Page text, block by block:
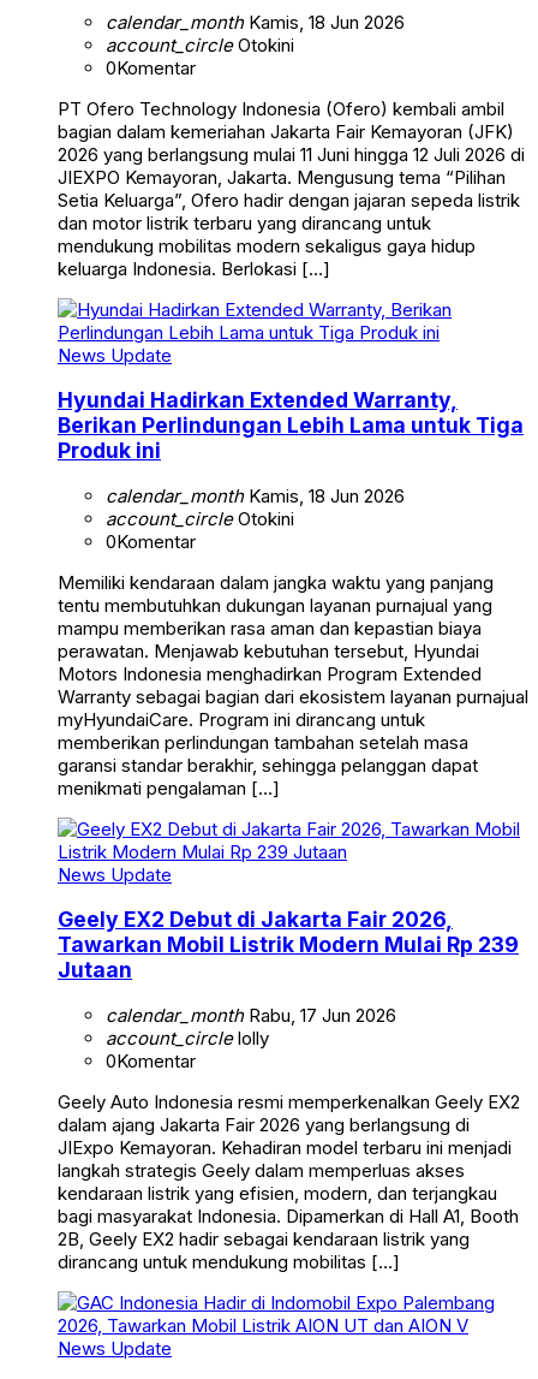
calendar_monthKamis, 18 Jun 2026
account_circleOtokini
0Komentar
PT Ofero Technology Indonesia (Ofero) kembali ambil
bagian dalam kemeriahan Jakarta Fair Kemayoran (JFK)
2026 yang berlangsung mulai 11 Juni hingga 12 Juli 2026 di
JIEXPO Kemayoran, Jakarta. Mengusung tema “Pilihan
Setia Keluarga”, Ofero hadir dengan jajaran sepeda listrik
dan motor listrik terbaru yang dirancang untuk
mendukung mobilitas modern sekaligus gaya hidup
keluarga Indonesia. Berlokasi […]
News Update
Hyundai Hadirkan Extended Warranty,
Berikan Perlindungan Lebih Lama untuk Tiga
Produk ini
calendar_monthKamis, 18 Jun 2026
account_circleOtokini
0Komentar
Memiliki kendaraan dalam jangka waktu yang panjang
tentu membutuhkan dukungan layanan purnajual yang
mampu memberikan rasa aman dan kepastian biaya
perawatan. Menjawab kebutuhan tersebut, Hyundai
Motors Indonesia menghadirkan Program Extended
Warranty sebagai bagian dari ekosistem layanan purnajual
myHyundaiCare. Program ini dirancang untuk
memberikan perlindungan tambahan setelah masa
garansi standar berakhir, sehingga pelanggan dapat
menikmati pengalaman […]
News Update
Geely EX2 Debut di Jakarta Fair 2026,
Tawarkan Mobil Listrik Modern Mulai Rp 239
Jutaan
calendar_monthRabu, 17 Jun 2026
account_circlelolly
0Komentar
Geely Auto Indonesia resmi memperkenalkan Geely EX2
dalam ajang Jakarta Fair 2026 yang berlangsung di
JIExpo Kemayoran. Kehadiran model terbaru ini menjadi
langkah strategis Geely dalam memperluas akses
kendaraan listrik yang efisien, modern, dan terjangkau
bagi masyarakat Indonesia. Dipamerkan di Hall A1, Booth
2B, Geely EX2 hadir sebagai kendaraan listrik yang
dirancang untuk mendukung mobilitas […]
News Update